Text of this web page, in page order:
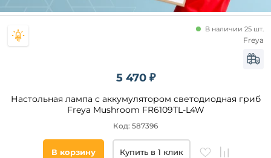
5 470 ₽
Настольная лампа с аккумулятором светодиодная гриб
Freya Mushroom FR6109TL-L4W
В наличии 25 шт.
Код: 587396
Freya
В корзину Купить в 1 клик